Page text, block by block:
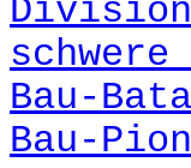
Bau-
Bau-